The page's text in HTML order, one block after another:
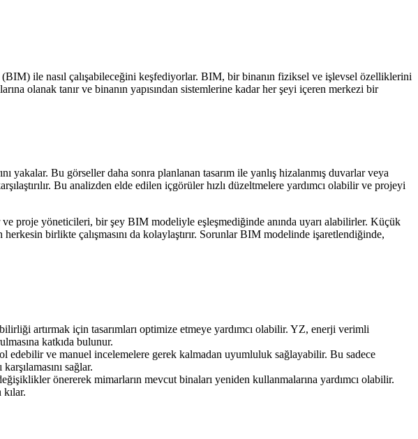
ile nasıl çalışabileceğini keşfediyorlar. BIM, bir binanın fiziksel ve işlevsel özelliklerini
olanak tanır ve binanın yapısından sistemlerine kadar her şeyi içeren merkezi bir
yakalar. Bu görseller daha sonra planlanan tasarım ile yanlış hizalanmış duvarlar veya
Bu analizden elde edilen içgörüler hızlı düzeltmelere yardımcı olabilir ve projeyi
proje yöneticileri, bir şey BIM modeliyle eşleşmediğinde anında uyarı alabilirler. Küçük
birlikte çalışmasını da kolaylaştırır. Sorunlar BIM modelinde işaretlendiğinde,
artırmak için tasarımları optimize etmeye yardımcı olabilir. YZ, enerji verimli
katkıda bulunur.
edebilir ve manuel incelemelere gerek kalmadan uyumluluk sağlayabilir. Bu sadece
sağlar.
önererek mimarların mevcut binaları yeniden kullanmalarına yardımcı olabilir.